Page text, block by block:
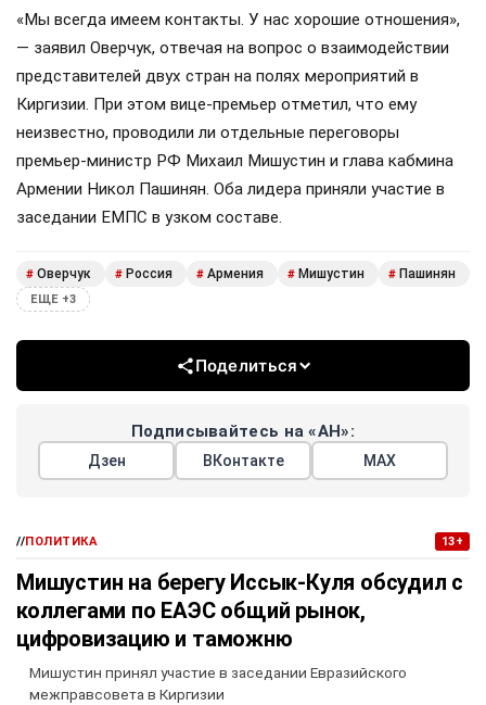
«Мы всегда имеем контакты. У нас хорошие отношения»,
— заявил Оверчук, отвечая на вопрос о взаимодействии
представителей двух стран на полях мероприятий в
Киргизии. При этом вице-премьер отметил, что ему
неизвестно, проводили ли отдельные переговоры
премьер-министр РФ Михаил Мишустин и глава кабмина
Армении Никол Пашинян. Оба лидера приняли участие в
заседании ЕМПС в узком составе.
# Оверчук # Россия # Армения # Мишустин # Пашинян
ЕЩЕ +3
Поделиться
Подписывайтесь на «АН»:
Дзен ВКонтакте МАХ
//ПОЛИТИКА 13+
Мишустин на берегу Иссык-Куля обсудил с
коллегами по ЕАЭС общий рынок,
цифровизацию и таможню
Мишустин принял участие в заседании Евразийского
межправсовета в Киргизии